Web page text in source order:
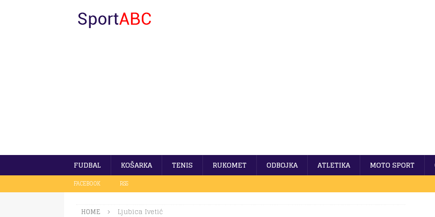
FUDBAL KOŠARKA TENIS RUKOMET ODBOJKA ATLETIKA MOTO SPORT
FACEBOOK RSS
HOME Ljubica Ivetić